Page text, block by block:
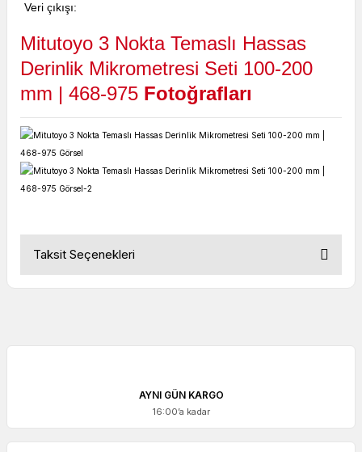
Veri çıkışı:
Mitutoyo 3 Nokta Temaslı Hassas
Derinlik Mikrometresi Seti 100-200
mm | 468-975 Fotoğrafları
Taksit Seçenekleri
AYNI GÜN KARGO
16:00’a kadar